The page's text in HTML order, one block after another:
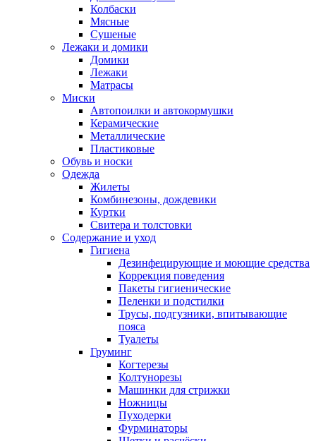
Колбаски
Мясные
Сушеные
Лежаки и домики
Домики
Лежаки
Матрасы
Миски
Автопоилки и автокормушки
Керамические
Металлические
Пластиковые
Обувь и носки
Одежда
Жилеты
Комбинезоны, дождевики
Куртки
Свитера и толстовки
Содержание и уход
Гигиена
Дезинфецирующие и моющие средства
Коррекция поведения
Пакеты гигиенические
Пеленки и подстилки
Трусы, подгузники, впитывающие
пояса
Туалеты
Груминг
Когтерезы
Колтунорезы
Машинки для стрижки
Ножницы
Пуходерки
Фурминаторы